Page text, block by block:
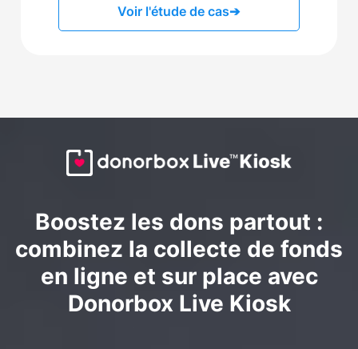
Voir l'étude de cas➔
Boostez les dons partout :
combinez la collecte de fonds
en ligne et sur place avec
Donorbox Live Kiosk